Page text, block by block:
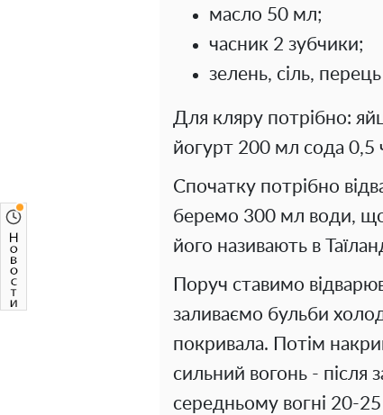
масло 50 мл;
часник 2 зубчики;
зелень, сіль,
Для кляру потрібно:
йогурт 200 мл сода
Спочатку потрібно
беремо 300 мл води,
його називають в
Поруч ставимо
заливаємо бульби
покривала. Потім
сильний вогонь - після
середньому вогні 20-